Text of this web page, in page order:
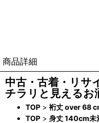
商品詳細
中古・古着・リサ
チラリと見えるお
TOP > 裄丈 over 68
TOP > 身丈 140cm未